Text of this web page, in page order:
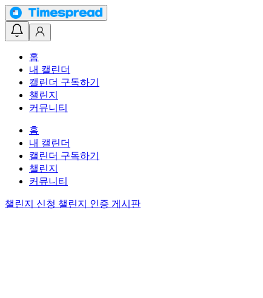
홈
내 캘린더
캘린더 구독하기
챌린지
커뮤니티
홈
내 캘린더
캘린더 구독하기
챌린지
커뮤니티
챌린지 신청 챌린지 인증 게시판